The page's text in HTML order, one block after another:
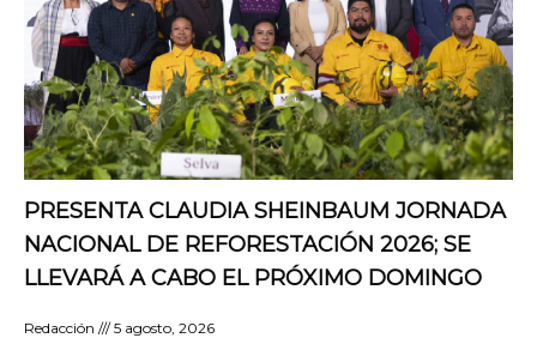
PRESENTA CLAUDIA SHEINBAUM JORNADA
NACIONAL DE REFORESTACIÓN 2026; SE
LLEVARÁ A CABO EL PRÓXIMO DOMINGO
Redacción 5 agosto, 2026